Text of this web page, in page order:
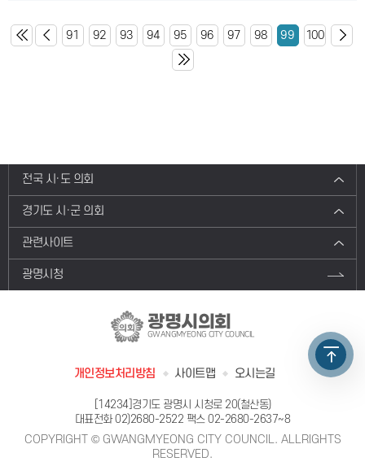
91 92 93 94 95 96 97 98 99 100
전국 시·도 의회
경기도 시·군 의회
관련사이트
광명시청
광명시의회
GWANGMYEONG CITY COUNCIL
개인정보처리방침 사이트맵 오시는길
[14234]경기도 광명시 시청로 20(철산동)
대표전화02)2680-2522 팩스 02-2680-2637~8
COPYRIGHT © GWANGMYEONG CITY COUNCIL. ALLRIGHTS
RESERVED.